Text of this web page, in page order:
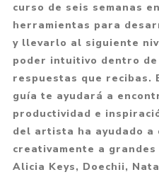
curso de seis semanas
herramientas para
y llevarlo al siguiente
poder intuitivo dentro
respuestas que recibas.
guía te ayudará a
productividad e
del artista ha ayudado a
creativamente a
Alicia Keys, Doechii,